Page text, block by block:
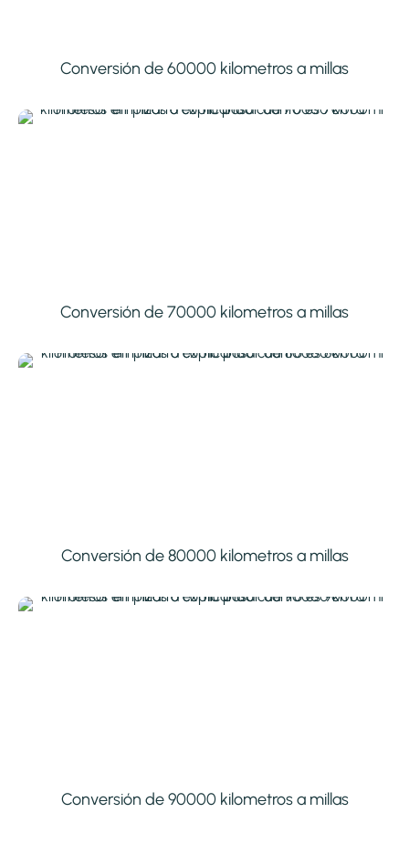
Conversión de 60000 kilometros a millas
Conversión de 70000 kilometros a millas
Conversión de 80000 kilometros a millas
Conversión de 90000 kilometros a millas